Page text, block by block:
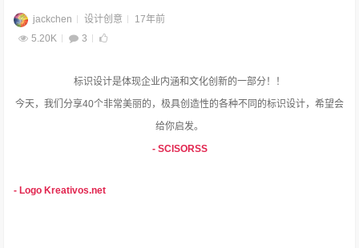
jackchen 设计创意
17年前
5.20K
3
标识设计是体现企业内涵和文化创新的一部分！！
今天，我们分享40个非常美丽的，极具创造性的各种不同的标识设计，希望会
给你启发。
- SCISORSS
- Logo Kreativos.net